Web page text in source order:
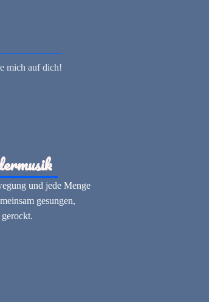
mich auf dich!
und jede Menge
gesungen,